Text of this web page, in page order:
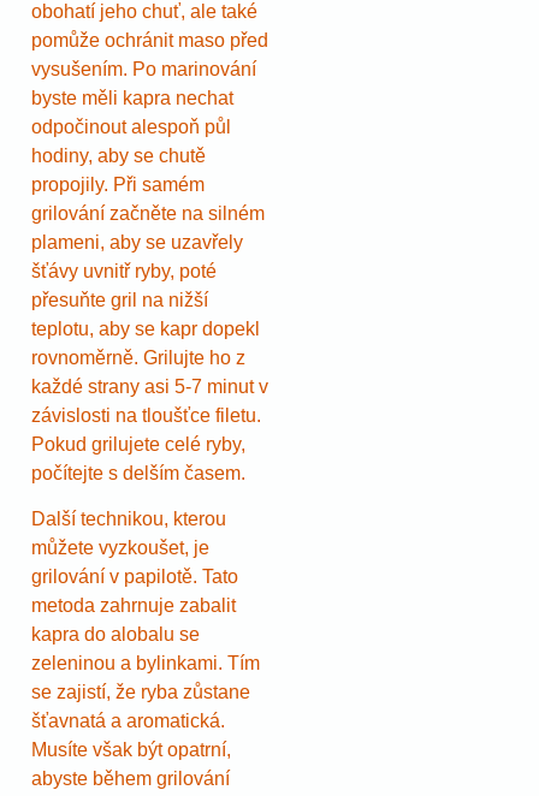
obohatí jeho chuť, ale také
pomůže ochránit maso před
vysušením. Po marinování
byste měli kapra nechat
odpočinout alespoň půl
hodiny, aby se chutě
propojily. Při samém
grilování začněte na silném
plameni, aby se uzavřely
šťávy uvnitř ryby, poté
přesuňte gril na nižší
teplotu, aby se kapr dopekl
rovnoměrně. Grilujte ho z
každé strany asi 5-7 minut v
závislosti na tloušťce filetu.
Pokud grilujete celé ryby,
počítejte s delším časem.
Další technikou, kterou
můžete vyzkoušet, je
grilování v papilotě. Tato
metoda zahrnuje zabalit
kapra do alobalu se
zeleninou a bylinkami. Tím
se zajistí, že ryba zůstane
šťavnatá a aromatická.
Musíte však být opatrní,
abyste během grilování